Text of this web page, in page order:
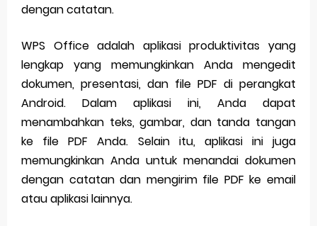
dengan catatan.
WPS Office adalah aplikasi produktivitas yang
lengkap yang memungkinkan Anda mengedit
dokumen, presentasi, dan file PDF di perangkat
Android. Dalam aplikasi ini, Anda dapat
menambahkan teks, gambar, dan tanda tangan
ke file PDF Anda. Selain itu, aplikasi ini juga
memungkinkan Anda untuk menandai dokumen
dengan catatan dan mengirim file PDF ke email
atau aplikasi lainnya.